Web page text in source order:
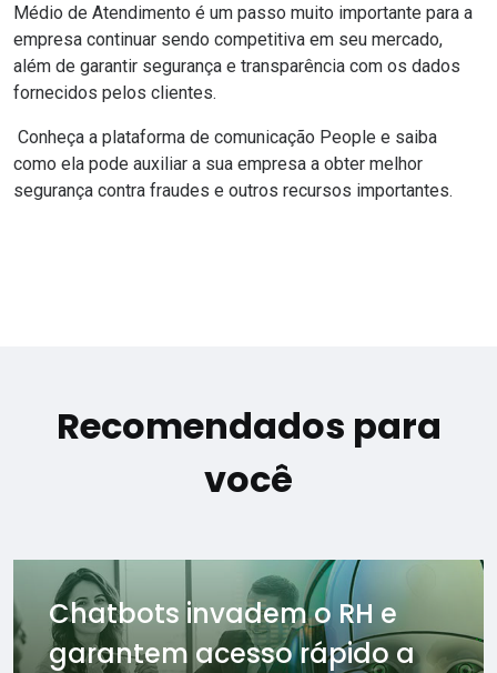
Médio de Atendimento é um passo muito importante para a
empresa continuar sendo competitiva em seu mercado,
além de garantir segurança e transparência com os dados
fornecidos pelos clientes.
Conheça a plataforma de comunicação People e saiba
como ela pode auxiliar a sua empresa a obter melhor
segurança contra fraudes e outros recursos importantes.
Recomendados para
você
Chatbots invadem o RH e
garantem acesso rápido a